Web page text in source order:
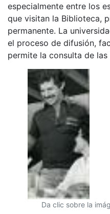
especialmente entre los
que visitan la Biblioteca,
permanente. La
el proceso de difusión,
permite la consulta de las
Da clic sobre la